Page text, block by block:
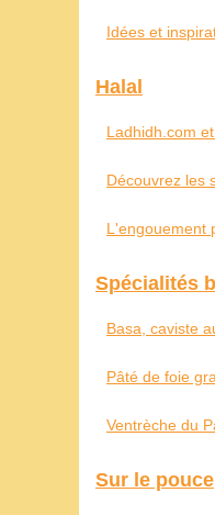
Idées et
Halal
Ladhidh.com et
Découvrez les
L'engouement
Spécialités
Basa, caviste
Pâté de foie
Ventrèche du
Sur le pouce